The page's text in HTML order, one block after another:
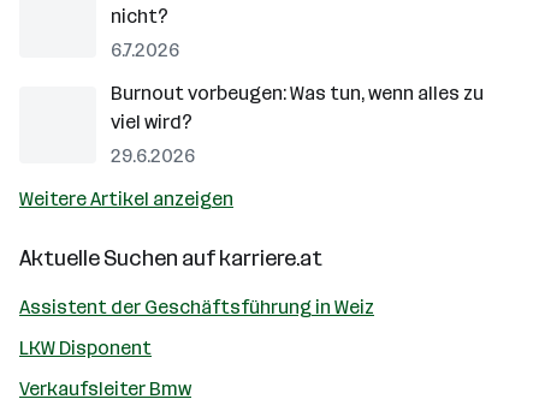
nicht?
6.7.2026
Burnout vorbeugen: Was tun, wenn alles zu
viel wird?
29.6.2026
Weitere Artikel anzeigen
Aktuelle Suchen aufkarriere.at
Assistent der Geschäftsführung in Weiz
LKW Disponent
Verkaufsleiter Bmw